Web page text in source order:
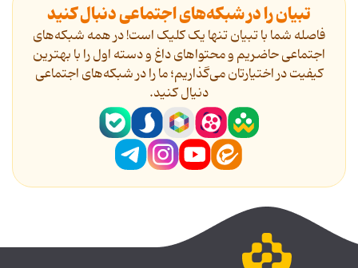
تبیان را در شبکه‌های اجتماعی دنبال کنید
فاصله شما با تبیان تنها یک کلیک است! در همه شبکه‌های
اجتماعی حاضریم و محتواهای داغ و دسته اول را با بهترین
کیفیت در اختیارتان می‌گذاریم؛ ما را در شبکه‌های اجتماعی
دنیال کنید.